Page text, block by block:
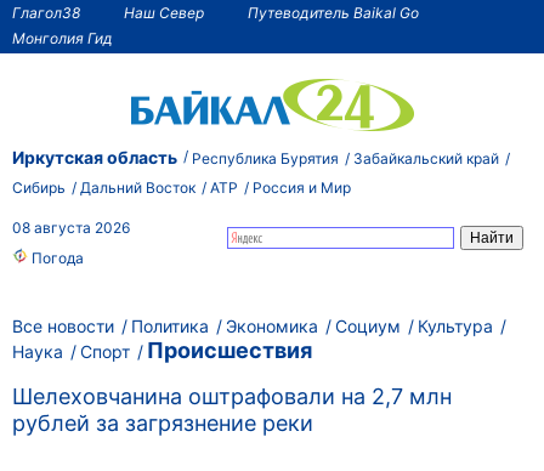
Глагол38 Наш Север
Путеводитель Baikal Go
Монголия Гид
Иркутская область Республика Бурятия
Забайкальский край
Сибирь
Дальний Восток АТР Россия и Мир
08 августа 2026
Погода
Все новости Политика Экономика Социум
Культура
Наука
Спорт
Происшествия
Шелеховчанина оштрафовали на 2,7 млн
рублей за загрязнение реки